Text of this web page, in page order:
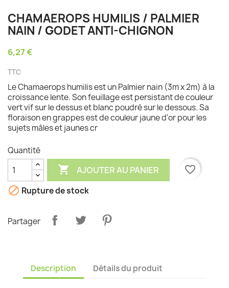
CHAMAEROPS HUMILIS / PALMIER
NAIN / GODET ANTI-CHIGNON
6,27 €
TTC
Le Chamaerops humilis est un Palmier nain (3m x 2m) à la
croissance lente. Son feuillage est persistant de couleur
vert vif sur le dessus et blanc poudré sur le dessous. Sa
floraison en grappes est de couleur jaune d'or pour les
sujets mâles et jaunes cr
Quantité
 AJOUTER AU PANIER
favorite_border
 Rupture de stock
Partager
Description Détails du produit